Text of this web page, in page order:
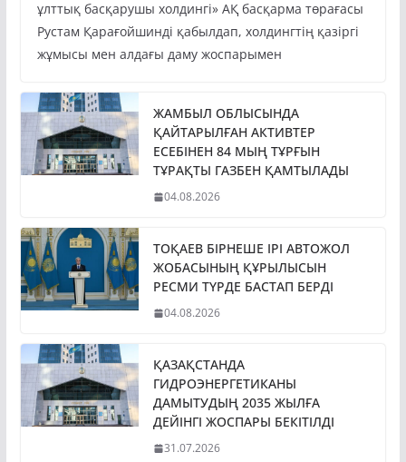
ұлттық басқарушы холдингі» АҚ басқарма төрағасы
Рустам Қарағойшинді қабылдап, холдингтің қазіргі
жұмысы мен алдағы даму жоспарымен
ЖАМБЫЛ ОБЛЫСЫНДА
ҚАЙТАРЫЛҒАН АКТИВТЕР
ЕСЕБІНЕН 84 МЫҢ ТҰРҒЫН
ТҰРАҚТЫ ГАЗБЕН ҚАМТЫЛАДЫ
04.08.2026
ТОҚАЕВ БІРНЕШЕ ІРІ АВТОЖОЛ
ЖОБАСЫНЫҢ ҚҰРЫЛЫСЫН
РЕСМИ ТҮРДЕ БАСТАП БЕРДІ
04.08.2026
ҚАЗАҚСТАНДА
ГИДРОЭНЕРГЕТИКАНЫ
ДАМЫТУДЫҢ 2035 ЖЫЛҒА
ДЕЙІНГІ ЖОСПАРЫ БЕКІТІЛДІ
31.07.2026